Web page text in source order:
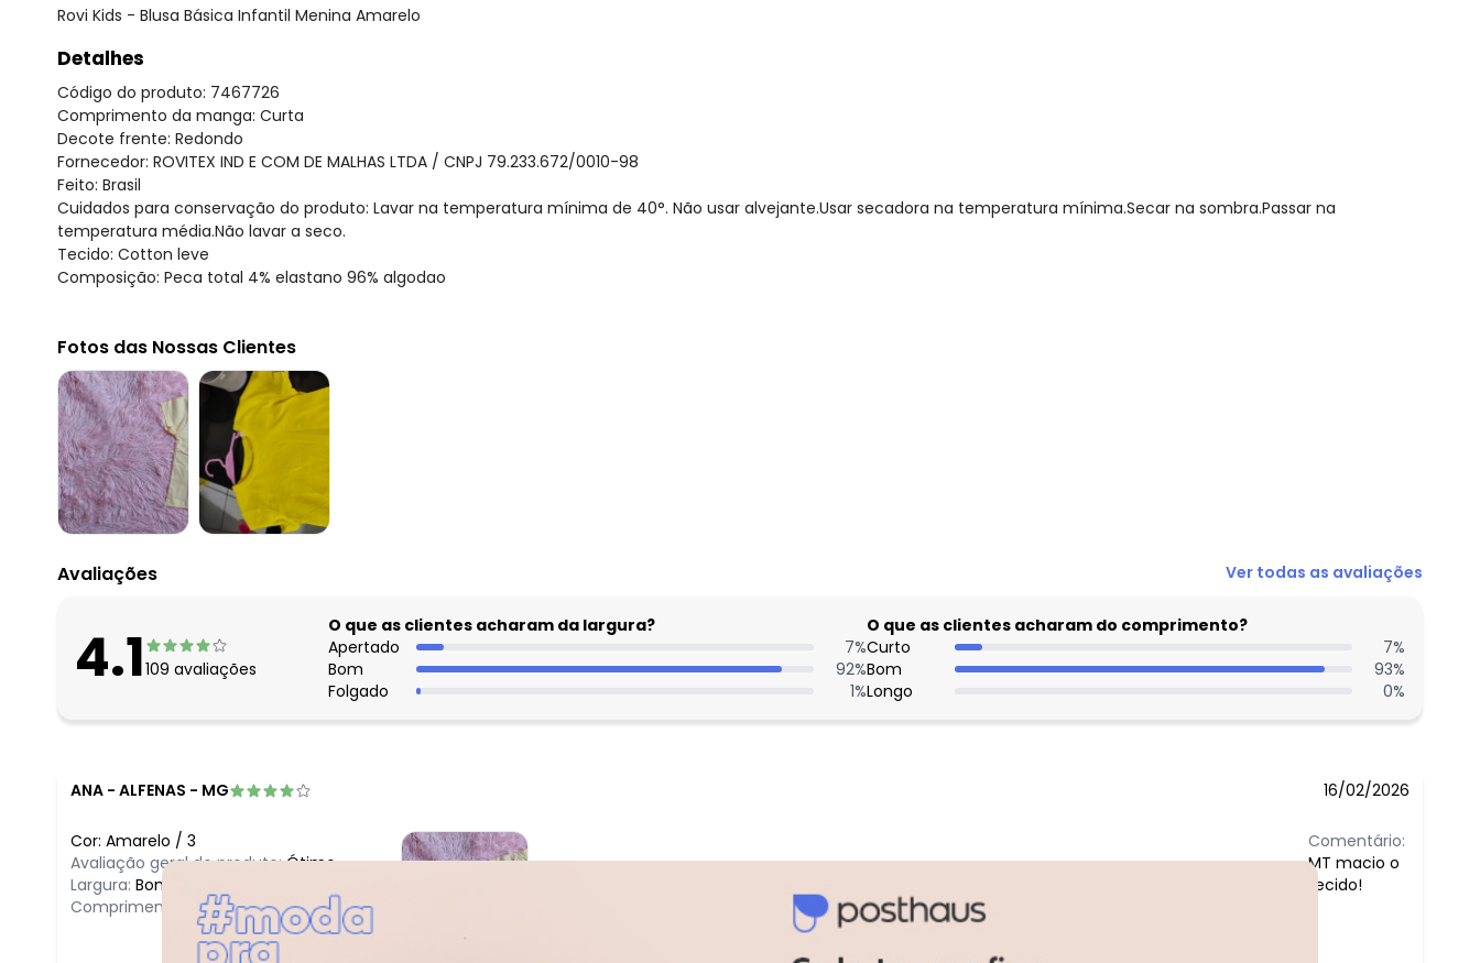
Rovi Kids - Blusa Básica Infantil Menina Amarelo
Detalhes
Código do produto: 7467726
Comprimento da manga: Curta
Decote frente: Redondo
Fornecedor: ROVITEX IND E COM DE MALHAS LTDA / CNPJ 79.233.672/0010-98
Feito: Brasil
Cuidados para conservação do produto: Lavar na temperatura mínima de 40°. Não usar alvejante.Usar secadora na temperatura mínima.Secar na sombra.Passar na
temperatura média.Não lavar a seco.
Tecido: Cotton leve
Composição: Peca total 4% elastano 96% algodao
Fotos das Nossas Clientes
Avaliações Ver todas as avaliações
4.1109 avaliações
O que as clientes acharam da largura?
Apertado
7%
Bom
92%
Folgado
1%
O que as clientes acharam do comprimento?
Curto
7%
Bom
93%
Longo
0%
ANA - ALFENAS - MG 16/02/2026
Cor: Amarelo / 3
Avaliação geral do produto: Ótimo
Largura: Bom
Comprimento:
Bom
Comentário:
MT macio o
tecido!